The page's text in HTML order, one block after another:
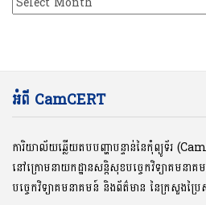
អំពី CamCERT
ការិយាល័យឆ្លើយតបបញ្ហាបន្ទាន់នៃកុំព្យូទ័រ
នៅក្រោមនាយកដ្ឋានសន្តិសុខបច្ចេកវិទ្យាគមនាគ
បច្ចេកវិទ្យាគមនាគមន៍ និងព័ត៌មាន នៃក្រសួង